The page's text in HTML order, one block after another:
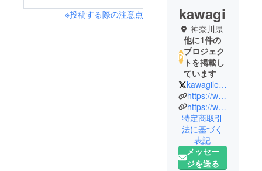
※投稿する際の注意点
kawagi
神奈川県
他に1件の
プロジェク
トを掲載し
ています
kawagileather
https://www.kawagi-leatherwear.com/
https://www.instagram.com/kawagileatherwear/
特定商取引
法に基づく
表記
メッセー
ジを送る